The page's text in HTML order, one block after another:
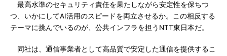
最高水準のセキュリティ責任を果たしながら安定性を保ちつ
つ、いかにしてAI活用のスピードを両立させるか。この相反する
テーマに挑んでいるのが、公共インフラを担うNTT東日本だ。
同社は、通信事業者として高品質で安定した通信を提供するこ